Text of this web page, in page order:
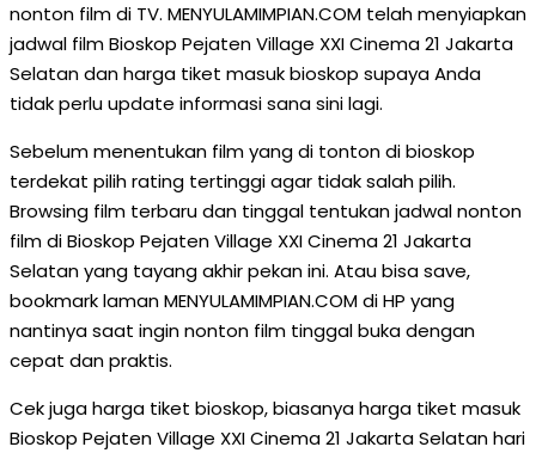
nonton film di TV. MENYULAMIMPIAN.COM telah menyiapkan
jadwal film Bioskop Pejaten Village XXI Cinema 21 Jakarta
Selatan dan harga tiket masuk bioskop supaya Anda
tidak perlu update informasi sana sini lagi.
Sebelum menentukan film yang di tonton di bioskop
terdekat pilih rating tertinggi agar tidak salah pilih.
Browsing film terbaru dan tinggal tentukan jadwal nonton
film di Bioskop Pejaten Village XXI Cinema 21 Jakarta
Selatan yang tayang akhir pekan ini. Atau bisa save,
bookmark laman MENYULAMIMPIAN.COM di HP yang
nantinya saat ingin nonton film tinggal buka dengan
cepat dan praktis.
Cek juga harga tiket bioskop, biasanya harga tiket masuk
Bioskop Pejaten Village XXI Cinema 21 Jakarta Selatan hari